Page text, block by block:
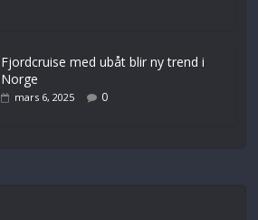
Fjordcruise med ubåt blir ny trend i
Norge
mars 6, 2025 0